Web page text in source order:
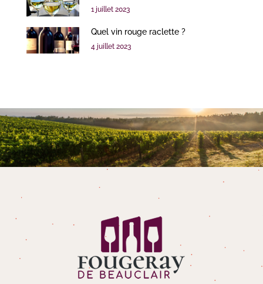
1 juillet 2023
Quel vin rouge raclette ?
4 juillet 2023